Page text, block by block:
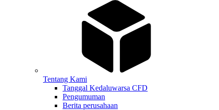
Tentang Kami
Tanggal Kedaluwarsa CFD
Pengumuman
Berita perusahaan